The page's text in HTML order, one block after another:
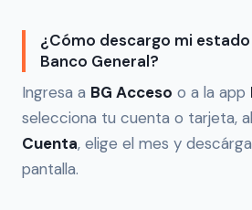
¿Cómo descargo mi
Banco General?
Ingresa a BG Acceso o a la app
selecciona tu cuenta o tarjeta,
Cuenta, elige el mes y
pantalla.